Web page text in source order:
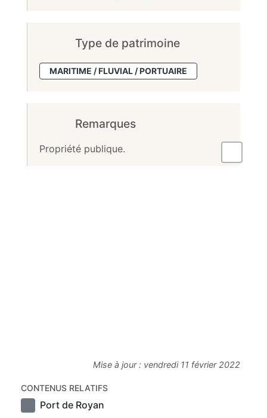
Type de patrimoine
MARITIME / FLUVIAL / PORTUAIRE
Remarques
Propriété publique.
Mise à jour : vendredi 11 février 2022
CONTENUS RELATIFS
Port de Royan